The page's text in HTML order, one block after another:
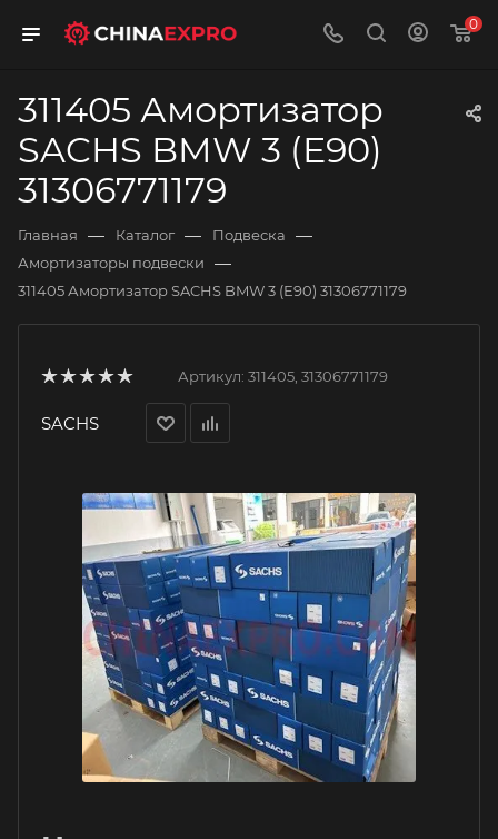
0
311405 Амортизатор
SACHS BMW 3 (E90)
31306771179
Главная — Каталог — Подвеска —
Амортизаторы подвески —
311405 Амортизатор SACHS BMW 3 (E90) 31306771179
Артикул: 311405, 31306771179
SACHS